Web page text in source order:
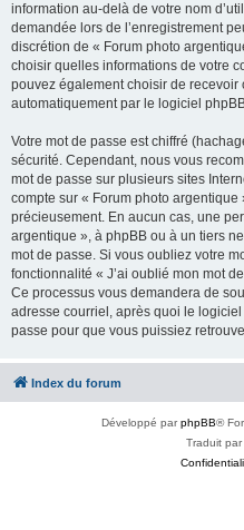
information au-delà de votre nom
demandée lors de l’enregistrement
discrétion de « Forum photo
choisir quelles informations de votre
pouvez également choisir de
automatiquement par le logiciel
Votre mot de passe est chiffré
sécurité. Cependant, nous vous
mot de passe sur plusieurs sites
compte sur « Forum photo
précieusement. En aucun cas, une
argentique », à phpBB ou à un tiers
mot de passe. Si vous oubliez votre
fonctionnalité « J’ai oublié mon mot
Ce processus vous demandera de
adresse courriel, après quoi le
passe pour que vous puissiez
Index du forum
Développé parphpBB®
Traduit par